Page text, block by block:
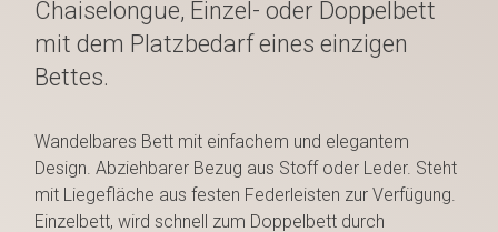
Chaiselongue, Einzel- oder Doppelbett
mit dem Platzbedarf eines einzigen
Bettes.
Wandelbares Bett mit einfachem und elegantem
Design. Abziehbarer Bezug aus Stoff oder Leder. Steht
mit Liegefläche aus festen Federleisten zur Verfügung.
Einzelbett, wird schnell zum Doppelbett durch